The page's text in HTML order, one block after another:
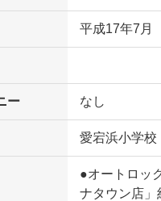
平成17年7月
ー なし
愛宕浜小学校
●オートロッ
ナタウン店」